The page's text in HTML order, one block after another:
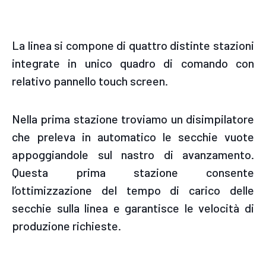
La linea si compone di quattro distinte stazioni
integrate in unico quadro di comando con
relativo pannello touch screen.
Nella prima stazione troviamo un disimpilatore
che preleva in automatico le secchie vuote
appoggiandole sul nastro di avanzamento.
Questa prima stazione consente
l’ottimizzazione del tempo di carico delle
secchie sulla linea e garantisce le velocità di
produzione richieste.